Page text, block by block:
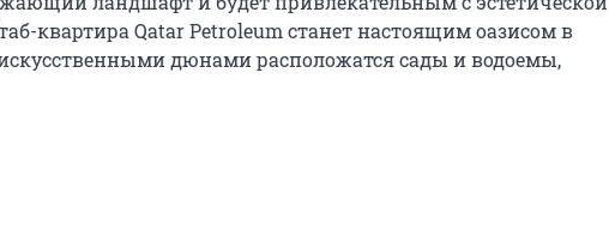
квартира Qatar Petroleum станет настоящим оазисом в
дюнами расположатся сады и водоемы,